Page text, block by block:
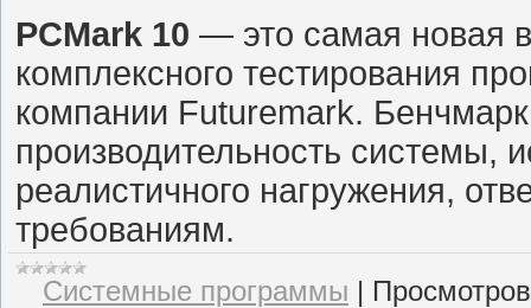
PCMark 10 — это самая новая
комплексного тестирования
компании Futuremark.
производительность системы,
реалистичного нагружения,
требованиям.
Системные программы |